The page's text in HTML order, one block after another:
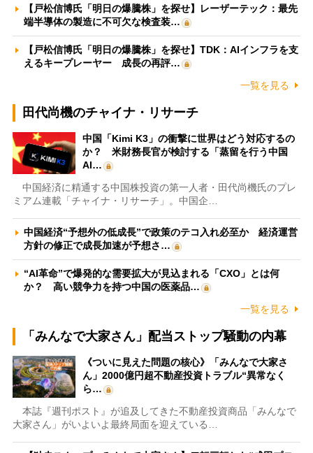
【戸松信博氏「明日の爆騰株」を探せ】レーザーテック：最先
端半導体の製造に不可欠な検査装…
【戸松信博氏「明日の爆騰株」を探せ】TDK：AIインフラを支
えるキープレーヤー 成長の再評…
一覧を見る
田代尚機のチャイナ・リサーチ
中国「Kimi K3」の衝撃に世界はどう対応するの
か？ 米財務長官が検討する「蒸留を行う中国
AI…
中国経済に精通する中国株投資の第一人者・田代尚機氏のプレ
ミアム連載「チャイナ・リサーチ」。中国企…
中国経済“予想外の低成長”で政策のテコ入れ必至か 経済運営
方針の修正で成長加速が予想さ…
“AI革命”で爆発的な需要拡大が見込まれる「CXO」とは何
か？ 高い競争力を持つ中国の医薬品…
一覧を見る
「みんなで大家さん」配当ストップ騒動の内幕
《ついに見えた問題の核心》「みんなで大家さ
ん」2000億円超不動産投資トラブル“異常なく
ら…
本誌『週刊ポスト』が追及してきた不動産投資商品「みんなで
大家さん」がいよいよ最終局面を迎えている…